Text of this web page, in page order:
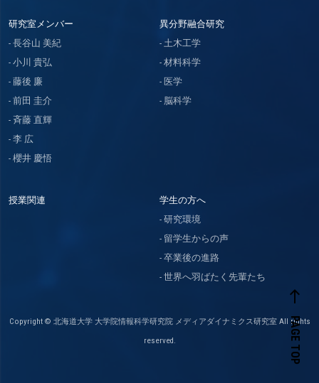
west
PAGE TOP
研究室メンバー
長谷山 美紀
小川 貴弘
藤後 廉
前田 圭介
斉藤 直輝
李 広
櫻井 慶悟
異分野融合研究
土木工学
材料科学
医学
脳科学
授業関連
学生の方へ
研究環境
留学生からの声
卒業後の進路
世界へ羽ばたく先輩たち
Copyright © 北海道大学 大学院情報科学研究院 メディアダイナミクス研究室 All rights
reserved.